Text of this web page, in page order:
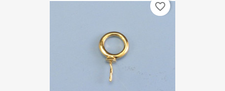
favorite_border